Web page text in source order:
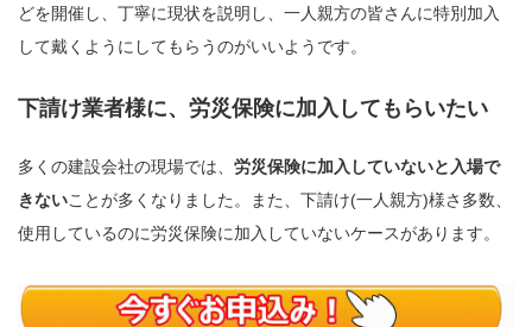
どを開催し、丁寧に現状を説明し、一人親方の皆さんに特別加入
して戴くようにしてもらうのがいいようです。
下請け業者様に、労災保険に加入してもらいたい
多くの建設会社の現場では、 労災保険に加入していないと入場で
きないことが多くなりました。また、下請け(一人親方)様さ多数、
使用しているのに労災保険に加入していないケースがあります。